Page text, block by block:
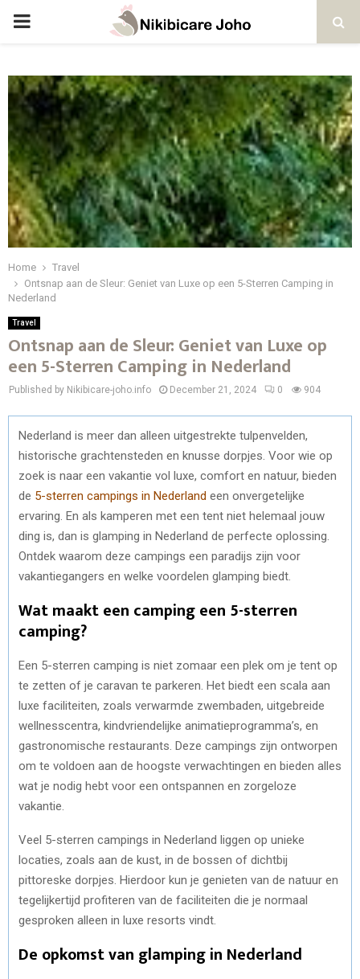
PRIMARY
Home
Travel
Ontsnap aan de Sleur: Geniet van Luxe op een 5-Sterren Camping in
Nederland
Travel
Ontsnap aan de Sleur: Geniet van Luxe op
een 5-Sterren Camping in Nederland
Published by Nikibicare-joho.info December 21, 2024 0 904
Nederland is meer dan alleen uitgestrekte tulpenvelden,
historische grachtensteden en knusse dorpjes. Voor wie op
zoek is naar een vakantie vol luxe, comfort en natuur, bieden
de 5-sterren campings in Nederland een onvergetelijke
ervaring. En als kamperen met een tent niet helemaal jouw
ding is, dan is glamping in Nederland de perfecte oplossing.
Ontdek waarom deze campings een paradijs zijn voor
vakantiegangers en welke voordelen glamping biedt.
Wat maakt een camping een 5-sterren
camping?
Een 5-sterren camping is niet zomaar een plek om je tent op
te zetten of je caravan te parkeren. Het biedt een scala aan
luxe faciliteiten, zoals verwarmde zwembaden, uitgebreide
wellnesscentra, kindvriendelijke animatieprogramma’s, en
gastronomische restaurants. Deze campings zijn ontworpen
om te voldoen aan de hoogste verwachtingen en bieden alles
wat je nodig hebt voor een ontspannen en zorgeloze
vakantie.
Veel 5-sterren campings in Nederland liggen op unieke
locaties, zoals aan de kust, in de bossen of dichtbij
pittoreske dorpjes. Hierdoor kun je genieten van de natuur en
tegelijkertijd profiteren van de faciliteiten die je normaal
gesproken alleen in luxe resorts vindt.
De opkomst van glamping in Nederland